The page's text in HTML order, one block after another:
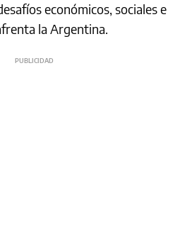
económicos, sociales e
la Argentina.